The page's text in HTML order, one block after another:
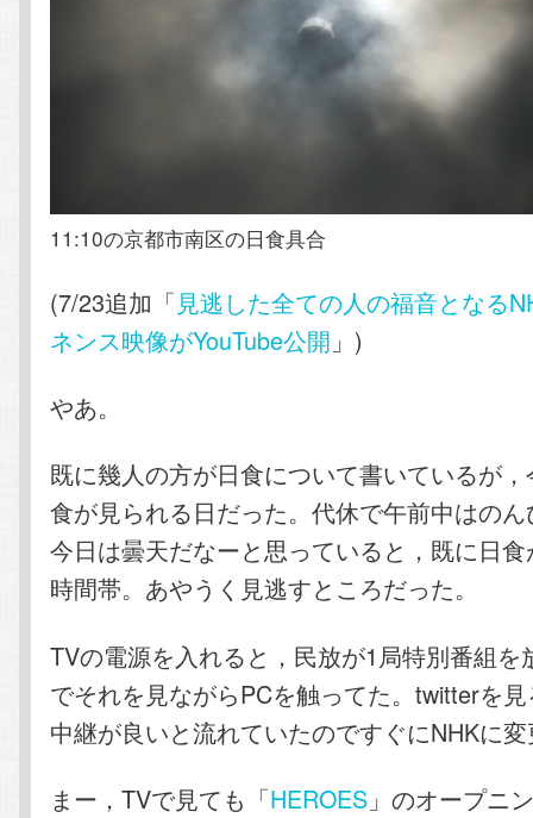
11:10の京都市南区の日食具合
(7/23追加「 見逃した全ての人の福音となる
ネンス映像がYouTube公開 」)
やあ。
既に幾人の方が日食について書いているが
食が見られる日だった。代休で午前中はの
今日は曇天だなーと思っていると，既に日
時間帯。あやうく見逃すところだった。
TVの電源を入れると，民放が1局特別番組を
でそれを見ながらPCを触ってた。twitterを
中継が良いと流れていたのですぐにNHKに
まー，TVで見ても「HEROES 」のオープニ